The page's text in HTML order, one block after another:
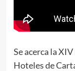
Se acerca la
Hoteles de